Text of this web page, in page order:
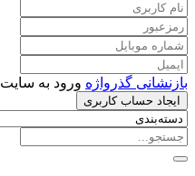
بازنشانی گذرواژه ورود به سایت
ایجاد حساب کاربری